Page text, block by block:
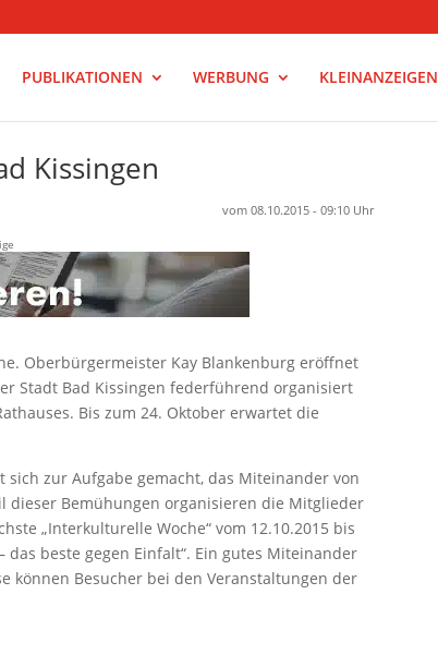
PUBLIKATIONEN WERBUNG KLEINANZEIGEN
Kissingen
vom 08.10.2015 - 09:10 Uhr
Oberbürgermeister Kay Blankenburg eröffnet
Stadt Bad Kissingen federführend organisiert
Bis zum 24. Oktober erwartet die
zur Aufgabe gemacht, das Miteinander von
dieser Bemühungen organisieren die Mitglieder
„Interkulturelle Woche“ vom 12.10.2015 bis
das beste gegen Einfalt“. Ein gutes Miteinander
können Besucher bei den Veranstaltungen der